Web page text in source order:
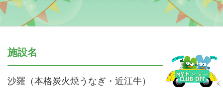
キ
ッ
プ
に
移
動
施設名
沙羅（本格炭火焼うなぎ・近江牛）